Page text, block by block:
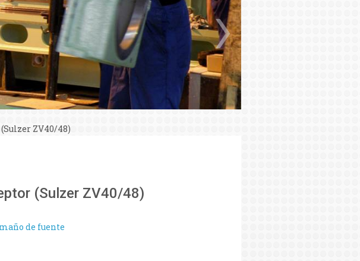
ZV40/48)
(Sulzer ZV40/48)
de fuente